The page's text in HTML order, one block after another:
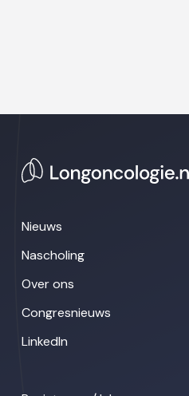
Nieuws
Nascholing
Over ons
Congresnieuws
LinkedIn